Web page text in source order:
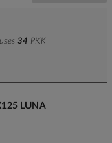
34 PKK
LUNA